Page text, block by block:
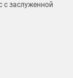
с заслуженной